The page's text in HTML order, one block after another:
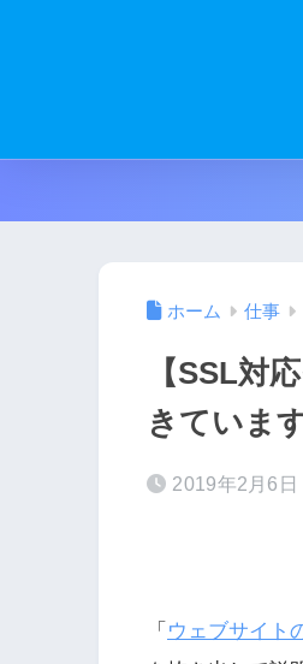
ホーム 仕事
【SSL対
きていま
2019年2月6日
「 ウェブサイト